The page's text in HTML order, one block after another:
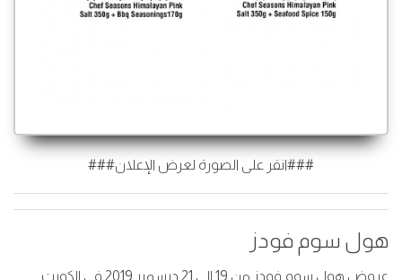
###انقر على الصورة لعرض الإعلان###
هول سوم فودز
عروض هول سوم فودز من 19 إلى 21 ديسمبر 2019 في الكويت .